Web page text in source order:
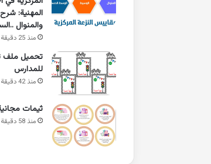
المهنية:
والمنوال
منذ 25 دقيقة
تحميل ملف
للمدارس
منذ 42 دقيقة
ثيمات
منذ 58 دقيقة